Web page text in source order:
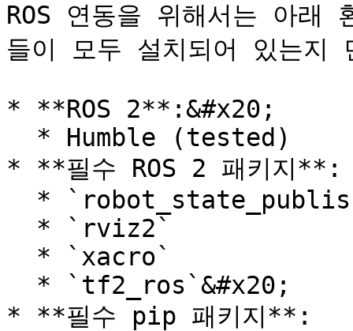
ROS 연동을 위해서는 아래
들이 모두 설치되어 있는지
* **ROS 2**:&#x20;
* **필수 ROS 2 패키지**:
* **필수 pip 패키지**: